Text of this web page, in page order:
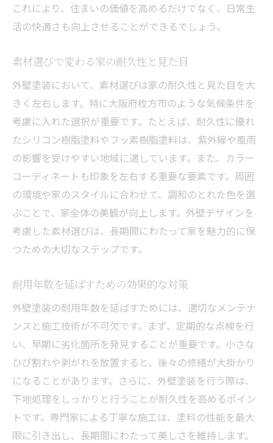
これにより、住まいの価値を高めるだけでなく、日常生
活の快適さも向上させることができるでしょう。
素材選びで変わる家の耐久性と見た目
外壁塗装において、素材選びは家の耐久性と見た目を大
きく左右します。特に大阪府枚方市のような気候条件を
考慮に入れた選択が重要です。たとえば、耐久性に優れ
たシリコン樹脂塗料やフッ素樹脂塗料は、紫外線や風雨
の影響を受けやすい地域に適しています。また、カラー
コーディネートも印象を左右する重要な要素です。周囲
の環境や家のスタイルに合わせて、調和のとれた色を選
ぶことで、家全体の美観が向上します。外壁デザインを
考慮した素材選びは、長期間にわたって家を魅力的に保
つための大切なステップです。
耐用年数を延ばすための効果的な対策
外壁塗装の耐用年数を延ばすためには、適切なメンテナ
ンスと施工技術が不可欠です。まず、定期的な点検を行
い、早期に劣化箇所を発見することが重要です。小さな
ひび割れや剥がれを放置すると、後々の修繕が大掛かり
になることがあります。さらに、外壁塗装を行う際は、
下地処理をしっかりと行うことが耐久性を高めるポイン
トです。専門家による丁寧な施工は、塗料の性能を最大
限に引き出し、長期間にわたって美しさを維持します。